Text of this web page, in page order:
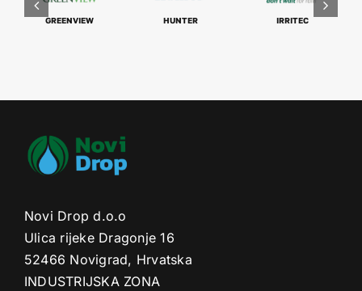
GREENVIEW HUNTER IRRITEC
Novi Drop d.o.o
Ulica rijeke Dragonje 16
52466 Novigrad, Hrvatska
INDUSTRIJSKA ZONA